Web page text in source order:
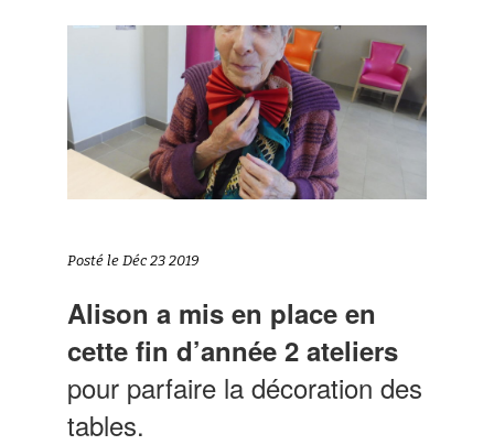
Posté le Déc 23 2019
Alison a mis en place en
cette fin d’année 2 ateliers
pour parfaire la décoration des
tables.